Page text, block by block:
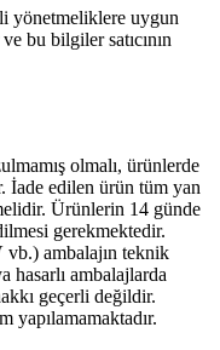
yönetmeliklere uygun
bu bilgiler satıcının
olmalı, ürünlerde
İade edilen ürün tüm yan
Ürünlerin 14 günde
gerekmektedir.
ambalajın teknik
hasarlı ambalajlarda
geçerli değildir.
yapılamamaktadır.